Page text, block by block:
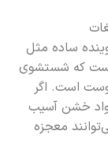
ساده مثل
است که شستشوی
است. اگر
خشن آسیب
معجزه